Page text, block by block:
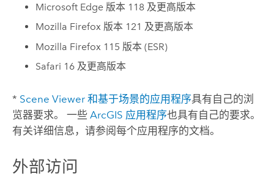
Microsoft Edge 版本 118 及更高版本
Mozilla Firefox 版本 121 及更高版本
Mozilla Firefox 115 版本 (ESR)
Safari 16 及更高版本
* Scene Viewer和基于场景的应用程序具有自己的浏
览器要求。 一些 ArcGIS 应用程序也具有自己的要求。
有关详细信息，请参阅每个应用程序的文档。
外部访问